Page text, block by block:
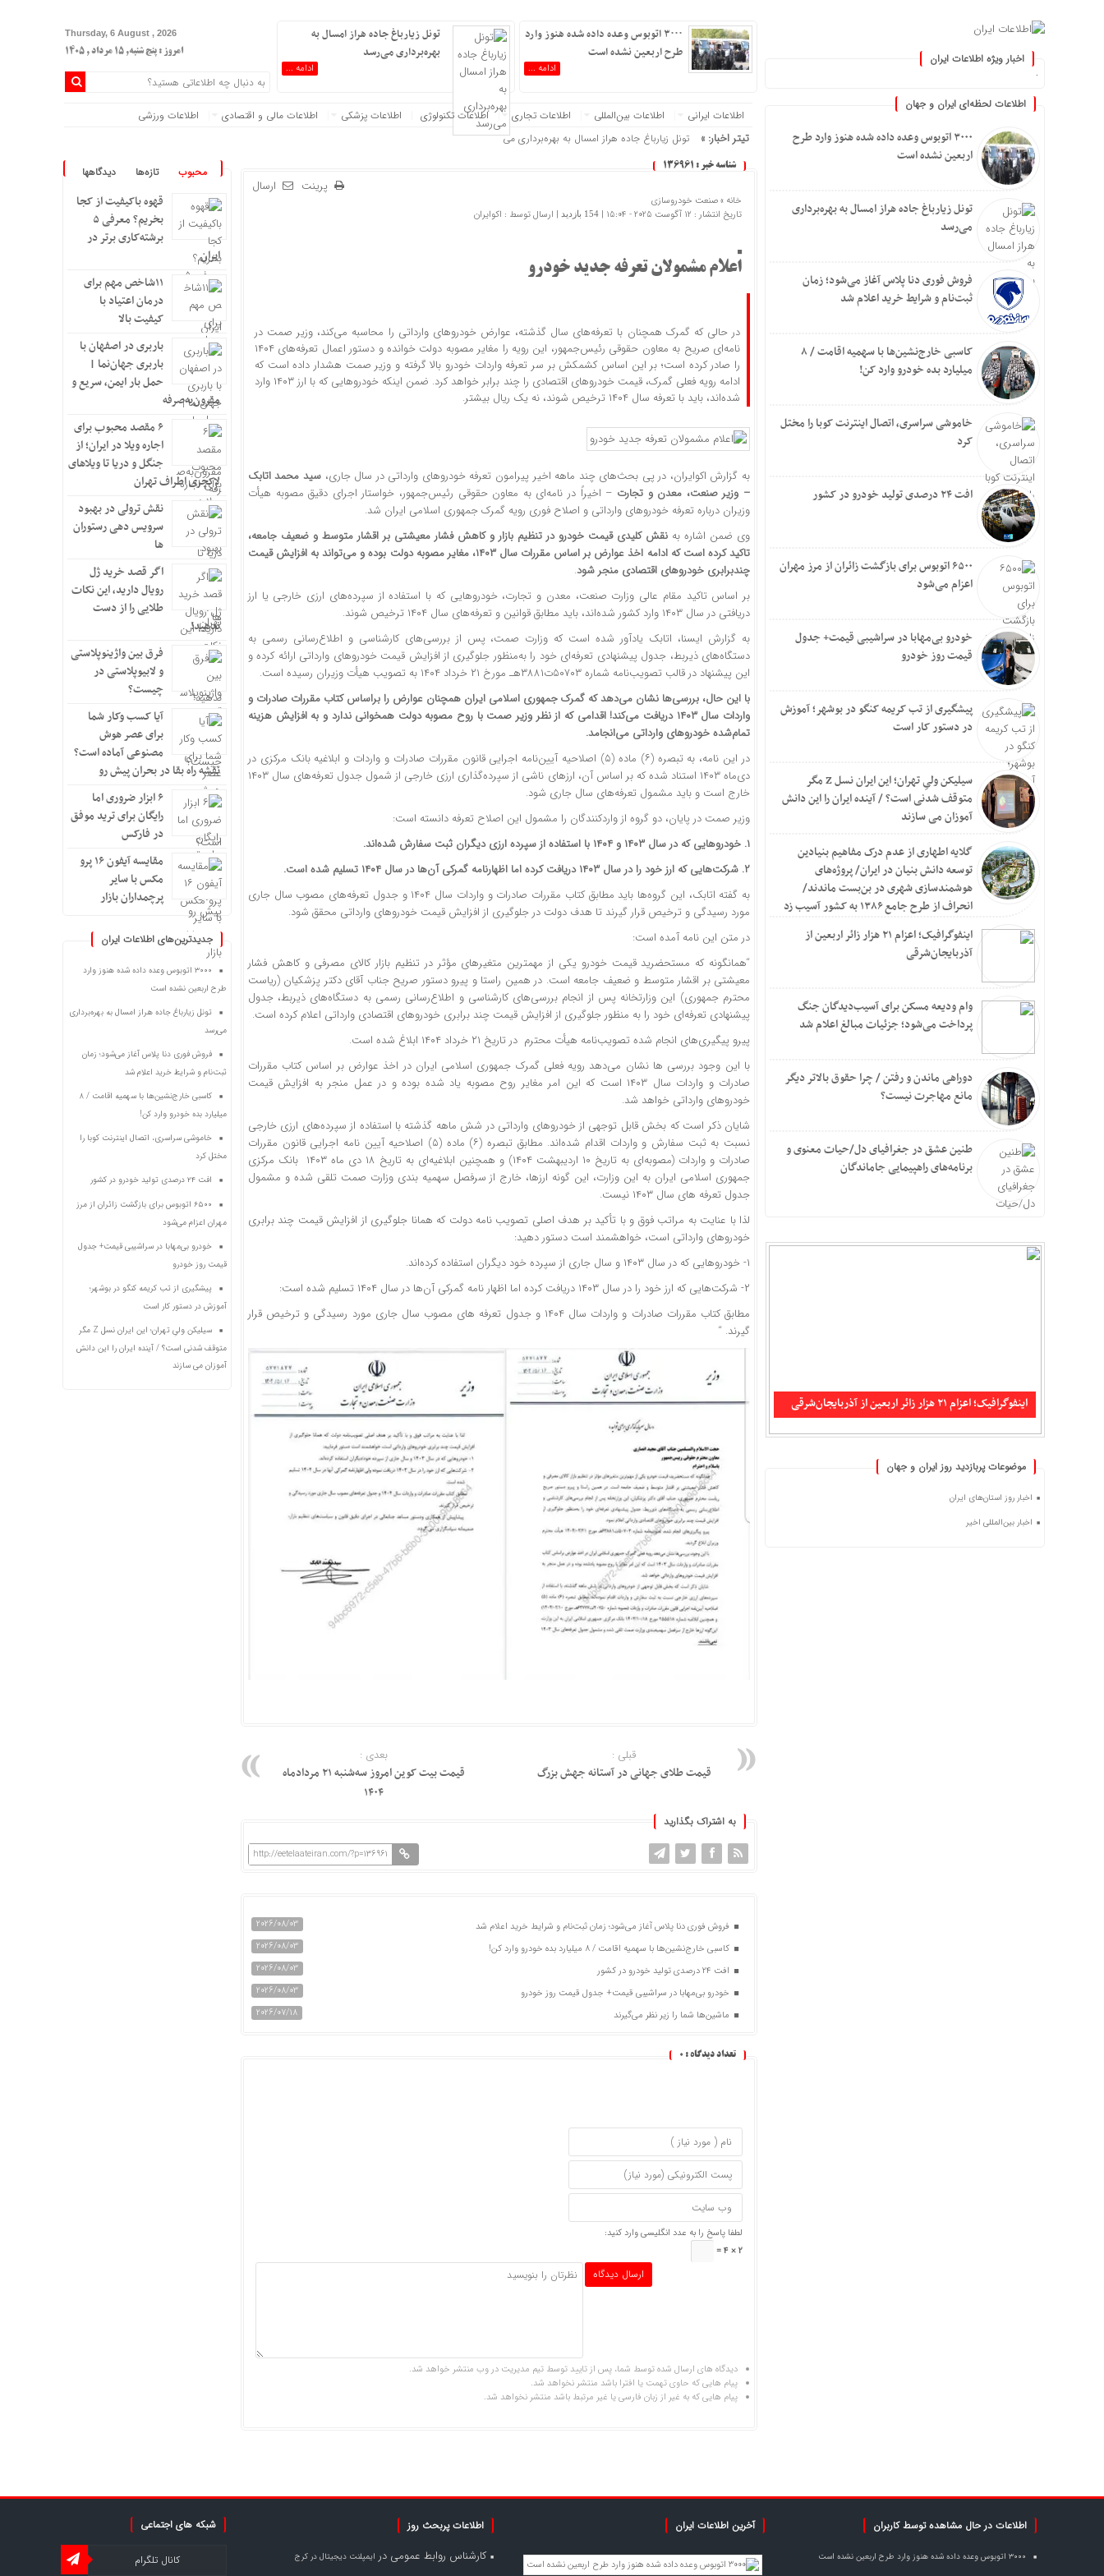
اخبار ویژه اطلاعات ایران
اطلاعات لحظه‌ای ایران و جهان
۳۰۰۰ اتوبوس وعده داده شده هنوز وارد طرح
اربعین نشده است
تونل زیارباغ جاده هراز امسال به بهره‌برداری
می‌رسد
فروش فوری دنا پلاس آغاز می‌شود؛ زمان
ثبت‌نام و شرایط خرید اعلام شد
کاسبی خارج‌نشین‌ها با سهمیه اقامت / ۸
میلیارد بده خودرو وارد کن!
خاموشی سراسری، اتصال اینترنت کوبا را مختل
کرد
افت ۲۴ درصدی تولید خودرو در کشور
۶۵۰۰ اتوبوس برای بازگشت زائران از مرز مهران
اعزام می‌شود
خودرو بی‌مهابا در سراشیبی قیمت+ جدول
قیمت روز خودرو
پیشگیری از تب کریمه کنگو در بوشهر؛ آموزش
در دستور کار است
سیلیکن ولیِ تهران؛ این ایران نسل Z مگر
متوقف شدنی است؟ / آینده ایران را این دانش
آموزان می سازند
گلایه اطهاری از عدم درک مفاهیم بنیادین
توسعه دانش بنیان در ایران/ پروژه‌های
هوشمندسازی شهری در بن‌بست ماندند/
انحراف از طرح جامع ۱۳۸۶ به کشور آسیب زد
اینفوگرافیک؛ اعزام ۲۱ هزار زائر اربعین از
آذربایجان‌شرقی
وام ودیعه مسکن برای آسیب‌دیدگان جنگ
پرداخت می‌شود؛ جزئیات مبالغ اعلام شد
دوراهی ماندن و رفتن / چرا حقوق بالاتر دیگر
مانع مهاجرت نیست؟
طنین عشق در جغرافیای دل/حیات معنوی و
برنامه‌های راهپیمایی جاماندگان
اینفوگرافیک؛ اعزام ۲۱ هزار زائر اربعین از آذربایجان‌شرقی
جاسک
موضوعات پربازدید روز ایران و جهان
اخبار روز استان‌های ایران
اخبار بین‌المللی اخیر
۳۰۰۰ اتوبوس وعده داده شده هنوز وارد
طرح اربعین نشده است
ادامه ...
تونل زیارباغ جاده هراز امسال به
بهره‌برداری می‌رسد
ادامه ...
Thursday, 6 August , 2026
امروز : پنج شنبه, ۱۵ مرداد , ۱۴۰۵
اطلاعات‌ ‎ایرانی اطلاعات بین‌المللی اطلاعات تجاری اطلاعات تکنولوژی اطلاعات پزشکی اطلاعات مالی و اقتصادی اطلاعات ورزشی
تیتر اخبار: » تونل زیارباغ جاده هراز امسال به بهره‌برداری می‌رسد
شناسه خبر : 136961
ارسال پرینت
خانه »صنعت خودروسازی
تاریخ انتشار : 12 آگوست 2025 - 15:04 |
154 بازدید | ارسال توسط : اکوایران
اعلام مشمولان تعرفه جدید خودرو
در حالی که گمرک همچنان با تعرفه‌های سال گذشته، عوارض خودروهای وارداتی را محاسبه می‌کند، وزیر صمت در
نامه‌ای صریح به معاون حقوقی رئیس‌جمهور، این رویه را مغایر مصوبه دولت خوانده و دستور اعمال تعرفه‌های ۱۴۰۴
را صادر کرده است؛ بر این اساس کشمکش بر سر تعرفه واردات خودرو بالا گرفته و وزیر صمت هشدار داده است که
ادامه رویه فعلی گمرک، قیمت خودروهای اقتصادی را چند برابر خواهد کرد. ضمن اینکه خودروهایی که با ارز ۱۴۰۳ وارد
شده‌اند، باید با تعرفه سال ۱۴۰۴ ترخیص شوند، نه یک ریال بیشتر.
به گزارش اکوایران، در پی بحث‌های چند ماهه اخیر پیرامون تعرفه خودروهای وارداتی در سال جاری، سید محمد اتابک
– وزیر صنعت، معدن و تجارت – اخیراً در نامه‌ای به معاون حقوقی رئیس‌جمهور، خواستار اجرای دقیق مصوبه هیأت
وزیران درباره تعرفه خودروهای وارداتی و اصلاح فوری رویه گمرک جمهوری اسلامی ایران شد.
وی ضمن اشاره به نقش کلیدی قیمت خودرو در تنظیم بازار و کاهش فشار معیشتی بر اقشار متوسط و ضعیف جامعه،
تاکید کرده است که ادامه اخذ عوارض بر اساس مقررات سال ۱۴۰۳، مغایر مصوبه دولت بوده و می‌تواند به افزایش قیمت
چندبرابری خودروهای اقتصادی منجر شود.
بر اساس تاکید مقام عالی وزارت صنعت، معدن و تجارت، خودروهایی که با استفاده از سپرده‌های ارزی خارجی یا ارز
دریافتی در سال ۱۴۰۳ وارد کشور شده‌اند، باید مطابق قوانین و تعرفه‌های سال ۱۴۰۴ ترخیص شوند.
به گزارش ایسنا، اتابک یادآور شده است که وزارت صمت، پس از بررسی‌های کارشناسی و اطلاع‌رسانی رسمی به
دستگاه‌های ذیربط، جدول پیشنهادی تعرفه‌ای خود را به‌منظور جلوگیری از افزایش قیمت خودروهای وارداتی ارائه کرده و
این پیشنهاد در قالب تصویب‌نامه شماره ۵۰۷۰۳ت۳۸۸۱هـ مورخ ۲۱ خرداد ۱۴۰۴ به تصویب هیأت وزیران رسیده است.
با این حال، بررسی‌ها نشان می‌دهد که گمرک جمهوری اسلامی ایران همچنان عوارض را براساس کتاب مقررات صادرات و
واردات سال ۱۴۰۳ دریافت می‌کند! اقدامی که از نظر وزیر صمت با روح مصوبه دولت همخوانی ندارد و به افزایش هزینه
تمام‌شده خودروهای وارداتی می‌انجامد.
در این نامه، به تبصره (۶) ماده (۵) اصلاحیه آیین‌نامه اجرایی قانون مقررات صادرات و واردات و ابلاغیه بانک مرکزی در
دی‌ماه ۱۴۰۳ استناد شده که بر اساس آن، ارزهای ناشی از سپرده‌گذاری ارزی خارجی از شمول جدول تعرفه‌های سال ۱۴۰۳
خارج است و باید مشمول تعرفه‌های سال جاری شود.
وزیر صمت در پایان، دو گروه از واردکنندگان را مشمول این اصلاح تعرفه دانسته است:
۱. خودروهایی که در سال ۱۴۰۳ و ۱۴۰۴ با استفاده از سپرده ارزی دیگران ثبت سفارش شده‌اند.
۲. شرکت‌هایی که ارز خود را در سال ۱۴۰۳ دریافت کرده اما اظهارنامه گمرکی آن‌ها در سال ۱۴۰۴ تسلیم شده است.
به گفته اتابک، این گروه‌ها باید مطابق کتاب مقررات صادرات و واردات سال ۱۴۰۴ و جدول تعرفه‌های مصوب سال جاری
مورد رسیدگی و ترخیص قرار گیرند تا هدف دولت در جلوگیری از افزایش قیمت خودروهای وارداتی محقق شود.
در متن این نامه آمده است:
“همانگونه که مستحضرید قیمت خودرو یکی از مهمترین متغیرهای مؤثر در تنظیم بازار کالای مصرفی و کاهش فشار
معیشتی بر اقشار متوسط و ضعیف جامعه است. در همین راستا و پیرو دستور صریح جناب آقای دکتر پزشکیان (ریاست
محترم جمهوری) این وزارتخانه پس از انجام بررسی‌های کارشناسی و اطلاع‌رسانی رسمی به دستگاه‌های ذیربط، جدول
پیشنهادی تعرفه‌ای خود را به منظور جلوگیری از افزایش قیمت چند برابری خودروهای اقتصادی وارداتی اعلام کرده است.
پیرو پیگیری‌های انجام شده تصویب‌نامه هیأت محترم در تاریخ ۲۱ خرداد ۱۴۰۴ ابلاغ شده است.
با این وجود بررسی ها نشان می‌دهد رویه فعلی گمرک جمهوری اسلامی ایران در اخذ عوارض بر اساس کتاب مقررات
صادرات و واردات سال ۱۴۰۳ است که این امر مغایر روح مصوبه یاد شده بوده و در عمل منجر به افزایش قیمت
خودروهای وارداتی خواهد شد.
شایان ذکر است که بخش قابل توجهی از خودروهای وارداتی در شش ماهه گذشته با استفاده از سپرده‌های ارزی خارجی
نسبت به ثبت سفارش و واردات اقدام شده‌اند. مطابق تبصره (۶) ماده (۵) اصلاحیه آیین نامه اجرایی قانون مقررات
صادرات و واردات (مصوبه‌ای به تاریخ ۱۰ اردیبهشت ۱۴۰۴) و همچنین ابلاغیه‌ای به تاریخ ۱۸ دی ماه ۱۴۰۳ بانک مرکزی
جمهوری اسلامی ایران به این وزارت، این گونه ارزها، خارج از سرفصل سهمیه بندی وزارت صمت تلقی شده و مشمول
جدول تعرفه های سال ۱۴۰۳ نیست.
لذا با عنایت به مراتب فوق و با تأکید بر هدف اصلی تصویب نامه دولت که همانا جلوگیری از افزایش قیمت چند برابری
خودروهای وارداتی است، خواهشمند است دستور دهید:
۱- خودروهایی که در سال ۱۴۰۳ و سال جاری از سپرده خود دیگران استفاده کرده‌اند.
۲- شرکت‌هایی که ارز خود را در سال ۱۴۰۳ دریافت کرده اما اظهار نامه گمرکی آن‌ها در سال ۱۴۰۴ تسلیم شده است:
مطابق کتاب مقررات صادرات و واردات سال ۱۴۰۴ و جدول تعرفه های مصوب سال جاری مورد رسیدگی و ترخیص قرار
گیرند. “
بعدی :
قیمت بیت کوین امروز سه‌شنبه ۲۱ مردادماه
۱۴۰۴
قبلی :
قیمت طلای جهانی در آستانه جهش بزرگ
به اشتراک بگذارید
http://eetelaateiran.com/?p=136961
فروش فوری دنا پلاس آغاز می‌شود؛ زمان ثبت‌نام و شرایط خرید اعلام شد
2026/08/03
کاسبی خارج‌نشین‌ها با سهمیه اقامت / ۸ میلیارد بده خودرو وارد کن!
2026/08/03
افت ۲۴ درصدی تولید خودرو در کشور
2026/08/03
خودرو بی‌مهابا در سراشیبی قیمت+ جدول قیمت روز خودرو
2026/08/03
ماشین‌ها شما را زیر نظر می‌گیرند
2026/07/18
تعداد دیدگاه : 0
لطفا پاسخ را به عدد انگلیسی وارد کنید:
2 × 4 =
دیدگاه های ارسال شده توسط شما، پس از تایید توسط تیم مدیریت در وب منتشر خواهد شد.
پیام هایی که حاوی تهمت یا افترا باشد منتشر نخواهد شد.
پیام هایی که به غیر از زبان فارسی یا غیر مرتبط باشد منتشر نخواهد شد.
محبوب تازه‌ها دیدگاهها
قهوه باکیفیت از کجا
بخریم؟ معرفی ۵
برشته‌کاری برتر در
ایران
۱۱شاخص مهم برای
درمان اعتیاد با
کیفیت بالا
باربری در اصفهان با
باربری جهان‌نما |
حمل بار ایمن، سریع و
مقرون‌به‌صرفه
۶ مقصد محبوب برای
اجاره ویلا در ایران؛ از
جنگل و دریا تا ویلاهای
لاکچری اطراف تهران
نقش ترولی در بهبود
سرویس دهی رستوران
ها
اگر قصد خرید ژل
رویال دارید، این نکات
طلایی را از دست
ندهید!
فرق بین واژینوپلاستی
و لابیوپلاستی در
چیست؟
آیا کسب وکار شما
برای عصر هوش
مصنوعی آماده است؟
نقشه راه بقا در بحران پیش رو
۶ ابزار ضروری اما
رایگان برای ترید موفق
در فارکس
مقایسه آیفون ۱۶ پرو
مکس با سایر
پرچمداران بازار
جدیدترین‌های اطلاعات ایران
۳۰۰۰ اتوبوس وعده داده شده هنوز وارد
طرح اربعین نشده است
تونل زیارباغ جاده هراز امسال به بهره‌برداری
می‌رسد
فروش فوری دنا پلاس آغاز می‌شود؛ زمان
ثبت‌نام و شرایط خرید اعلام شد
کاسبی خارج‌نشین‌ها با سهمیه اقامت / ۸
میلیارد بده خودرو وارد کن!
خاموشی سراسری، اتصال اینترنت کوبا را
مختل کرد
افت ۲۴ درصدی تولید خودرو در کشور
۶۵۰۰ اتوبوس برای بازگشت زائران از مرز
مهران اعزام می‌شود
خودرو بی‌مهابا در سراشیبی قیمت+ جدول
قیمت روز خودرو
پیشگیری از تب کریمه کنگو در بوشهر؛
آموزش در دستور کار است
سیلیکن ولیِ تهران؛ این ایران نسل Z مگر
متوقف شدنی است؟ / آینده ایران را این دانش
آموزان می سازند
اطلاعات در حال مشاهده توسط کاربران
۳۰۰۰ اتوبوس وعده داده شده هنوز وارد طرح اربعین نشده است
آخرین اطلاعات ایران اطلاعات پربحث روز
کارشناس روابط عمومی در ایمپلنت دیجیتال در کرج
شبکه های اجتماعی
کانال تلگرام